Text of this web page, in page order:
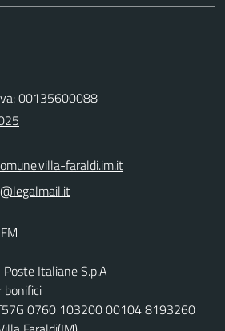
00135600088
Italiane S.p.A
bonifici
0760 103200 00104 8193260